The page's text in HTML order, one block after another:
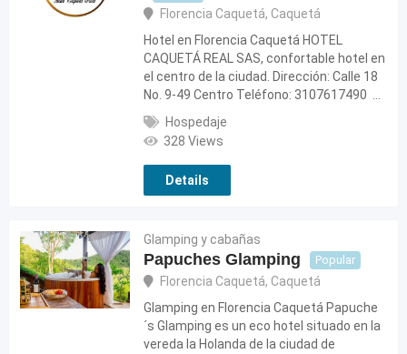
Florencia Caquetá, Caquetá
Hotel en Florencia Caquetá HOTEL
CAQUETÁ REAL SAS, confortable hotel en
el centro de la ciudad. Dirección: Calle 18
No. 9-49 Centro Teléfono: 3107617490 …
Hospedaje
328 Views
Details
Glamping y cabañas
Papuches Glamping Popular
Florencia Caquetá, Caquetá
Glamping en Florencia Caquetá Papuche
´s Glamping es un eco hotel situado en la
vereda la Holanda de la ciudad de